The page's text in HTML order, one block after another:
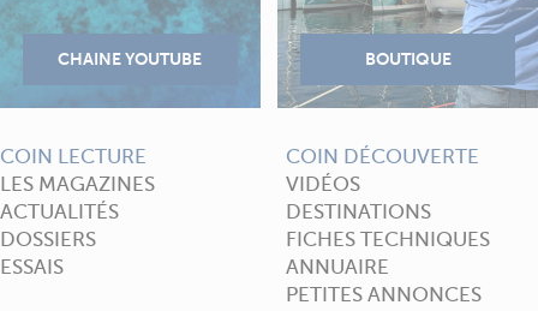
COIN LECTURE
LES MAGAZINES
ACTUALITÉS
DOSSIERS
ESSAIS
COIN DÉCOUVERTE
VIDÉOS
DESTINATIONS
FICHES TECHNIQUES
ANNUAIRE
PETITES ANNONCES